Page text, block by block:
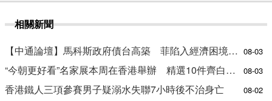
相關新聞
【中通論壇】馬科斯政府債台高築 菲陷入經濟困境與南海對抗惡循環？ 08-03
“今朝更好看”名家展本周在香港舉辦 精選10件齊白石作品 08-03
香港鐵人三項參賽男子疑溺水失聯7小時後不治身亡 08-02